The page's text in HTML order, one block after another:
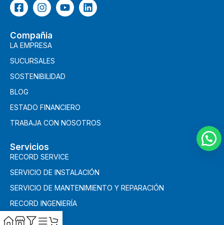
Compañia
LA EMPRESA
SUCURSALES
SOSTENIBILIDAD
BLOG
ESTADO FINANCIERO
TRABAJA CON NOSOTROS
Servicios
RECORD SERVICE
SERVICIO DE INSTALACIÓN
SERVICIO DE MANTENIMIENTO Y REPARACIÓN
RECORD INGENIERÍA